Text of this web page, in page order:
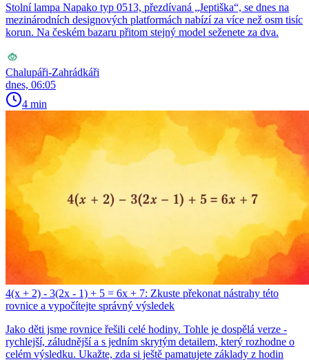
Stolní lampa Napako typ 0513, přezdívaná „Jeptiška“, se dnes na
mezinárodních designových platformách nabízí za více než osm tisíc
korun. Na českém bazaru přitom stejný model seženete za dva.
Chalupáři-Zahrádkáři
dnes, 06:05
4 min
4(x + 2) - 3(2x - 1) + 5 = 6x + 7: Zkuste překonat nástrahy této
rovnice a vypočítejte správný výsledek
Jako děti jsme rovnice řešili celé hodiny. Tohle je dospělá verze -
rychlejší, záludnější a s jedním skrytým detailem, který rozhodne o
celém výsledku. Ukažte, zda si ještě pamatujete základy z hodin